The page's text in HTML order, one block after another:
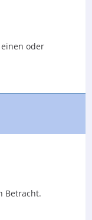
oder
Betracht.